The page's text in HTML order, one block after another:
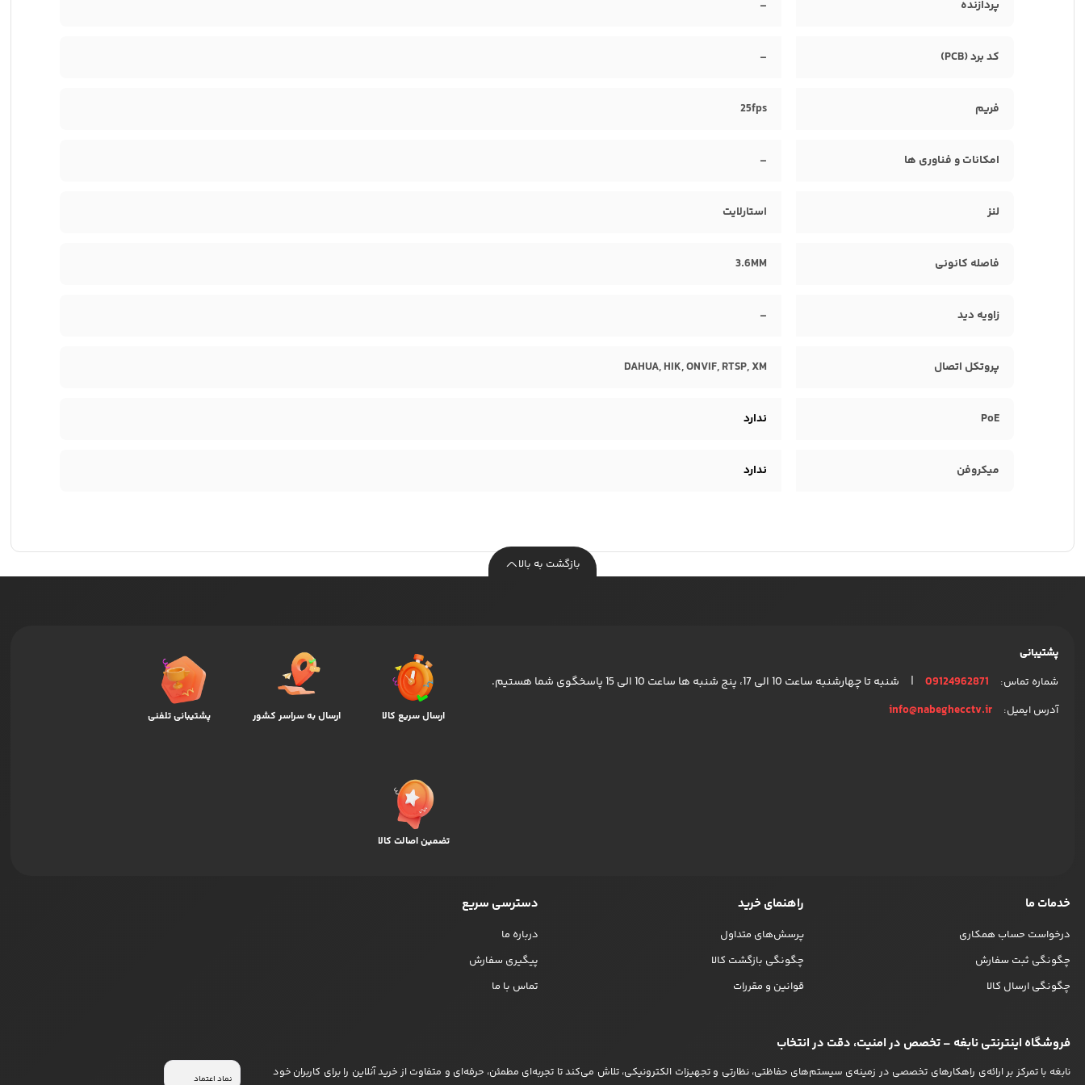
پردازنده –
کد برد (PCB) –
فریم 25fps
امکانات و فناوری ها –
لنز استارلایت
فاصله کانونی 3.6MM
زاویه دید –
پروتکل اتصال DAHUA, HIK, ONVIF, RTSP, XM
PoE ندارد
میکروفن ندارد
بازگشت به بالا
پشتیبانی
شماره تماس:
09124962871
| شنبه تا چهارشنبه ساعت 10 الی 17، پنج شنبه ها ساعت 10 الی 15 پاسخگوی شما هستیم.
آدرس ایمیل: info@nabeghecctv.ir ارسال سریع کالا ارسال به سراسر کشور پشتیبانی تلفنی
تضمین اصالت کالا
خدمات ما
درخواست حساب همکاری
چگونگی ثبت سفارش
چگونگی ارسال کالا
راهنمای خرید
پرسش‌های متداول
چگونگی بازگشت کالا
قوانین و مقررات
دسترسی سریع
درباره ما
پیگیری سفارش
تماس با ما
فروشگاه اینترنتی نابغه – تخصص در امنیت، دقت در انتخاب
نابغه با تمرکز بر ارائه‌ی راهکارهای تخصصی در زمینه‌ی سیستم‌های حفاظتی، نظارتی و تجهیزات الکترونیکی، تلاش می‌کند تا تجربه‌ای مطمئن، حرفه‌ای و متفاوت از خرید آنلاین را برای کاربران خود نماد اعتماد